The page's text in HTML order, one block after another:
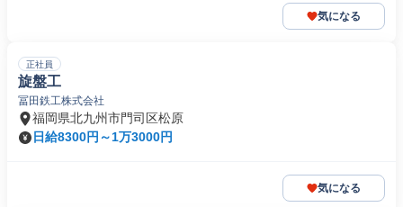
気になる
正社員
旋盤工
冨田鉄工株式会社
福岡県北九州市門司区松原
日給8300円～1万3000円
気になる